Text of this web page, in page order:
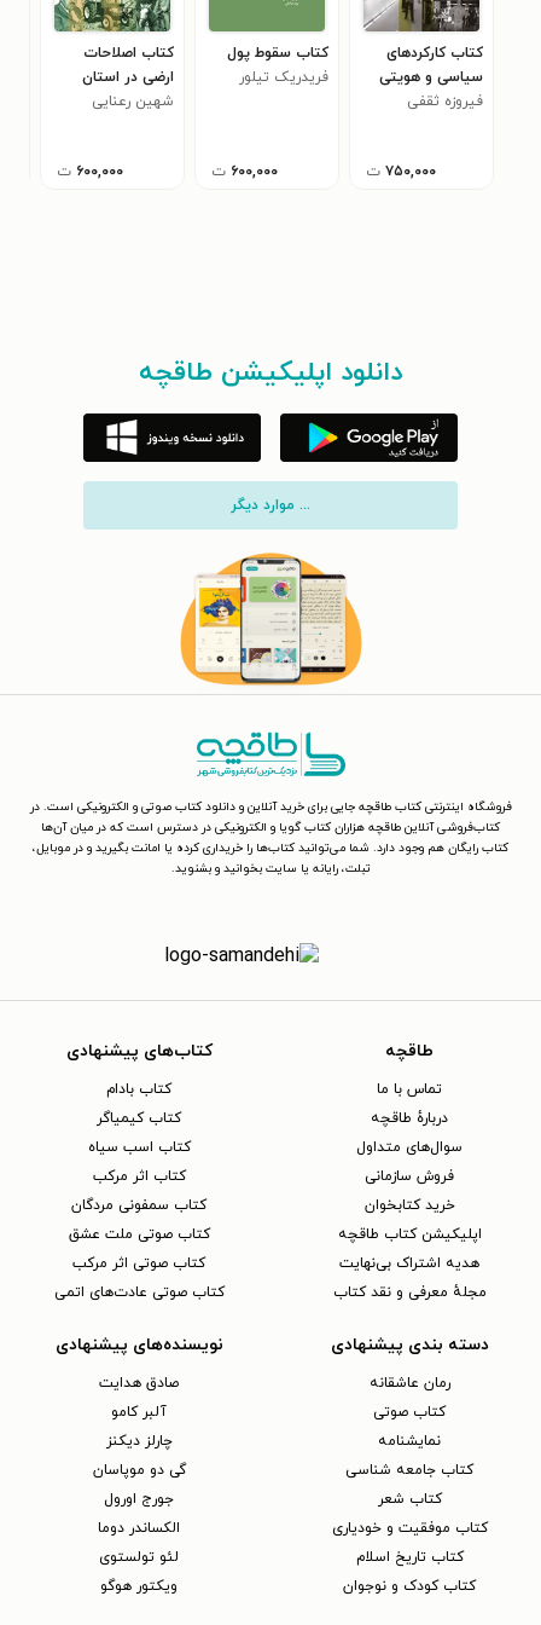
کتاب کارکردهای
سیاسی و هویتی
موزه هنرهای معاصر
فیروزه ثقفی
۷۵۰,۰۰۰ ت
کتاب سقوط پول
فریدریک تیلور
۶۰۰,۰۰۰ ت
کتاب اصلاحات
ارضی در استان
کردستان ۱۳۵۳-۱۳۴۱
شهین رعنایی
۶۰۰,۰۰۰ ت
دانلود اپلیکیشن طاقچه
... موارد دیگر
فروشگاه اینترنتی کتاب طاقچه جایی برای خرید آنلاین و دانلود کتاب صوتی و الکترونیکی است. در
کتاب‌فروشی آنلاین طاقچه هزاران کتاب گویا و الکترونیکی در دسترس است که در میان آن‌ها
کتاب رایگان هم وجود دارد. شما می‌توانید کتاب‌ها را خریداری کرده یا امانت بگیرید و در موبایل،
تبلت، رایانه یا سایت بخوانید و بشنوید.
طاقچه
تماس با ما
دربارهٔ طاقچه
سوال‌های متداول
فروش سازمانی
خرید کتابخوان
اپلیکیشن کتاب طاقچه
هدیه اشتراک بی‌نهایت
مجلهٔ معرفی و نقد کتاب
کتاب‌های پیشنهادی
کتاب بادام
کتاب کیمیاگر
کتاب اسب سیاه
کتاب اثر مرکب
کتاب سمفونی مردگان
کتاب صوتی ملت عشق
کتاب صوتی اثر مرکب
کتاب صوتی عادت‌های اتمی
دسته بندی پیشنهادی
رمان عاشقانه
کتاب‌ صوتی
نمایشنامه
کتاب جامعه شناسی
کتاب شعر
کتاب موفقیت و خودیاری
کتاب تاریخ اسلام
کتاب کودک و نوجوان
نویسنده‌های پیشنهادی
صادق هدایت
آلبر کامو
چارلز دیکنز
گی دو موپاسان
جورج اورول
الکساندر دوما
لئو تولستوی
ویکتور هوگو